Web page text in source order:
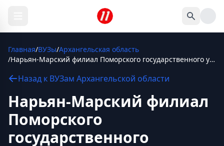
Главная/ВУЗы/Архангельская область
/
Нарьян-Марский филиал Поморского государственного университета имени М.В. Ломоносова
Назад к ВУЗам Архангельской области
Нарьян-Марский филиал
Поморского
государственного